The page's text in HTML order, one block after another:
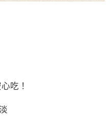
吃！